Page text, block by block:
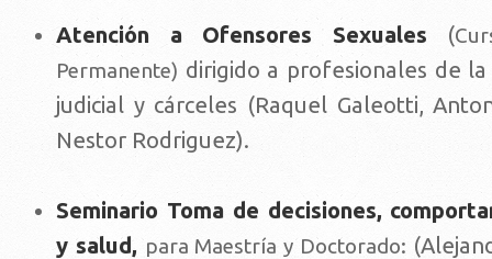
Atención a Ofensores Sexuales (
Permanente) dirigido a profesionales de
judicial y cárceles (Raquel Galeotti,
Nestor Rodriguez).
Seminario Toma de decisiones,
y salud, para Maestría y Doctorado: